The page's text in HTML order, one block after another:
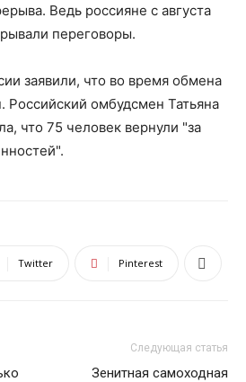
Ведь россияне с августа
переговоры.
заявили, что во время обмена
Российский омбудсмен Татьяна
что 75 человек вернули "за
Twitter Pinterest
Следующая статья
Зенитная самоходная